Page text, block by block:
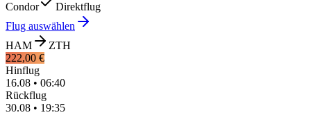
Condor
Direktflug
Flug auswählen
HAM
ZTH
222,00 €
Hinflug
16.08 • 06:40
Rückflug
30.08 • 19:35